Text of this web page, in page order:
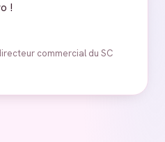
!
commercial du SC